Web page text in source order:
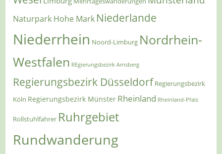
Naturpark Hohe Mark Niederlande
Niederrhein Noord-Limburg Nordrhein-
Westfalen REgierungsbezirk Arnsberg
Regierungsbezirk Düsseldorf Regierungsbezirk
Köln Regierungsbezirk Münster Rheinland Rheinland-Pfalz
Rollstuhlfahrer Ruhrgebiet
Rundwanderung